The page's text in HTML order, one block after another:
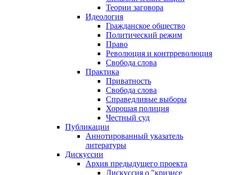
Теории заговора
Идеология
Гражданское общество
Политический режим
Право
Революция и контрреволюция
Свобода слова
Практика
Приватность
Свобода слова
Справедливые выборы
Хорошая полиция
Честный суд
Публикации
Аннотированный указатель
литературы
Дискуссии
Архив предыдущего проекта
Дискуссия о "кризисе